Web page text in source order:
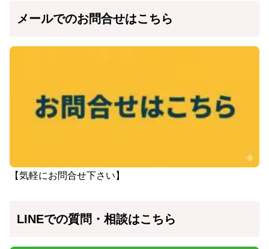
メールでのお問合せはこちら
【気軽にお問合せ下さい】
LINEでの質問・相談はこちら